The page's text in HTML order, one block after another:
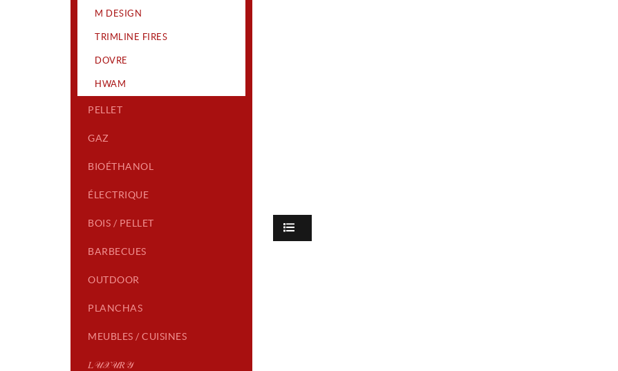
M DESIGN
TRIMLINE FIRES
DOVRE
HWAM
PELLET
GAZ
BIOÉTHANOL
ÉLECTRIQUE
BOIS / PELLET
BARBECUES
OUTDOOR
PLANCHAS
MEUBLES / CUISINES
𝐿𝒰𝒳𝒰𝑅𝒴